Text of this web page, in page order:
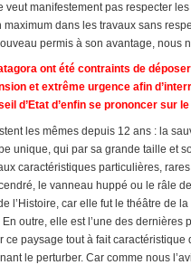
veut manifestement pas respecter
maximum dans les travaux sans
permis à son avantage, nous
ont été contraints de
et extrême urgence afin
d’Etat d’enfin se prononcer sur
les mêmes depuis 12 ans : la
unique, qui par sa grande taille et
caractéristiques particulières,
le vanneau huppé ou le râle
l’Histoire, car elle fut le théâtre de
outre, elle est l’une des dernières
ce paysage tout à fait caractéristique
le perturber. Car comme nous